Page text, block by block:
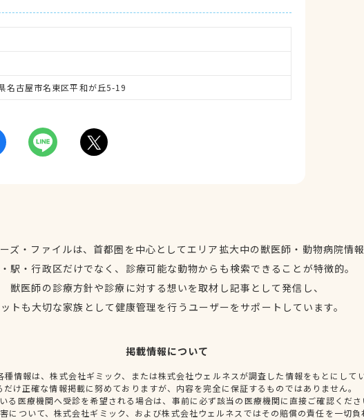
名古屋市名東区平和が丘5-19
ズ・ファイルは、首都圏を中心としてエリア拡大中の獣医師・動物病院情報
駅・行政区だけでなく、診療可能な動物からも検索できることが特徴的。
獣医師の診療方針や診療に対する想いを取材し記事として発信し、
トも大切な家族として健康管理を行うユーザーをサポートしています。
掲載情報について
種情報は、株式会社ギミック、または株式会社ウェルネスが調査した情報をもとにしてい
だけ正確な情報掲載に努めておりますが、内容を完全に保証するものではありません。
る医療機関へ受診を希望される場合は、事前に必ず該当の医療機関に直接ご確認くださ
について、株式会社ギミック、および株式会社ウェルネスではその賠償の責任を一切負